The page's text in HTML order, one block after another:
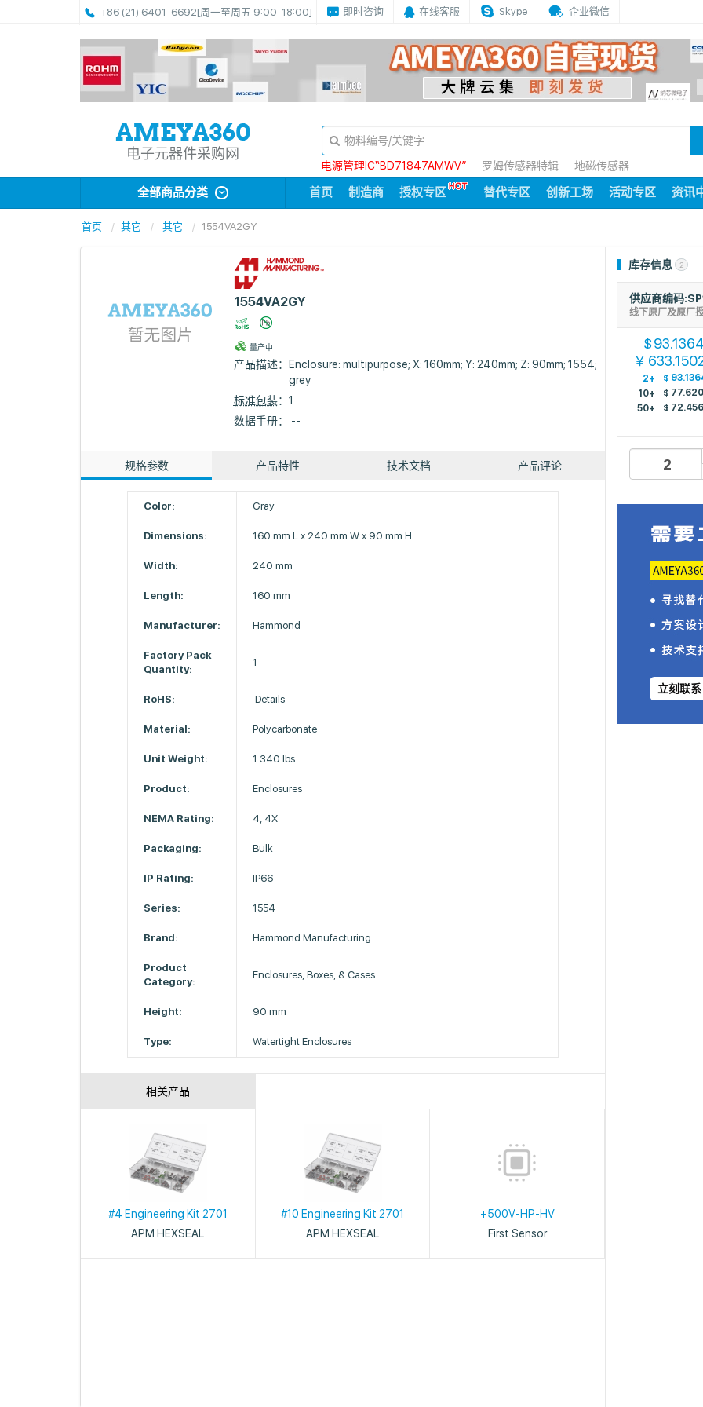
+86 (21) 6401-6692[周一至周五 9:00-18:00] 即时咨询 在线客服 Skype 企业微信
电子元器件采购网
电源管理IC“BD71847AMWV”
罗姆传感器特辑 地磁传感器
全部商品分类 首页 制造商 授权专区 替代专区 创新工场 活动专区 资讯
首页 其它 其它 1554VA2GY
1554VA2GY
量产中
产品描述：
Enclosure: multipurpose; X: 160mm; Y: 240mm; Z: 90mm; 1554;
grey
标准包装：1
数据手册： --
规格参数 产品特性 技术文档 产品评论
Color: Gray
Dimensions: 160 mm L x 240 mm W x 90 mm H
Width: 240 mm
Length: 160 mm
Manufacturer: Hammond
Factory Pack
Quantity:
1
RoHS: Details
Material: Polycarbonate
Unit Weight: 1.340 lbs
Product: Enclosures
NEMA Rating: 4, 4X
Packaging: Bulk
IP Rating: IP66
Series: 1554
Brand: Hammond Manufacturing
Product
Category:
Enclosures, Boxes, & Cases
Height: 90 mm
Type: Watertight Enclosures
相关产品
#4 Engineering Kit 2701
APM HEXSEAL
#10 Engineering Kit 2701
APM HEXSEAL
+500V-HP-HV
First Sensor
库存信息 2
供应商编码
线下原厂及原厂
$
￥
2+ $
10+
$
50+
$
立刻联系